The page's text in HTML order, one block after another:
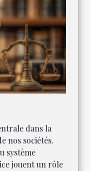
dans la
nos sociétés.
système
jouent un rôle